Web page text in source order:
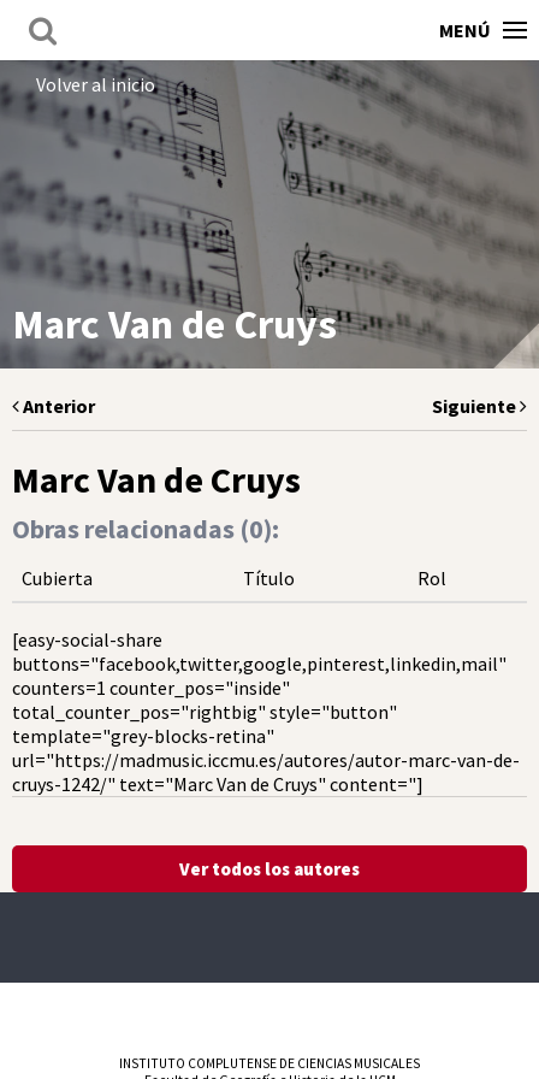
MENÚ
Volver al inicio
Marc Van de Cruys
Anterior Siguiente
Marc Van de Cruys
Obras relacionadas (0):
Cubierta Título Rol
[easy-social-share
buttons="facebook,twitter,google,pinterest,linkedin,mail"
counters=1 counter_pos="inside"
total_counter_pos="rightbig" style="button"
template="grey-blocks-retina"
url="https://madmusic.iccmu.es/autores/autor-marc-van-de-
cruys-1242/" text="Marc Van de Cruys" content="]
Ver todos los autores
INSTITUTO COMPLUTENSE DE CIENCIAS MUSICALES